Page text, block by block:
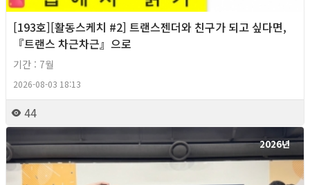
[193호][활동스케치 #2] 트랜스젠더와 친구가 되고 싶다면,
『트랜스 차근차근』으로
기간 : 7월
2026-08-03 18:13
44
2026년